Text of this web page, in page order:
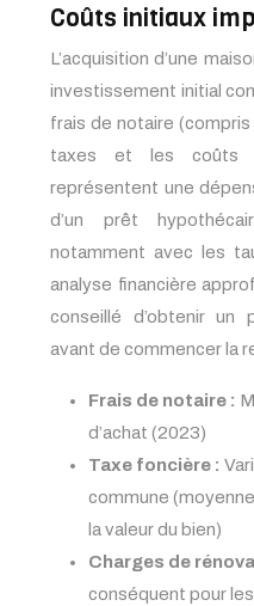
Coûts initiaux
L’acquisition d’une
investissement initial
frais de notaire
taxes et les coûts
représentent une
d’un prêt
notamment avec les
analyse financière
conseillé d’obtenir un
avant de commencer la
Frais de notaire :
d’achat (2023)
Taxe foncière :
commune
la valeur du bien)
Charges de
conséquent pour